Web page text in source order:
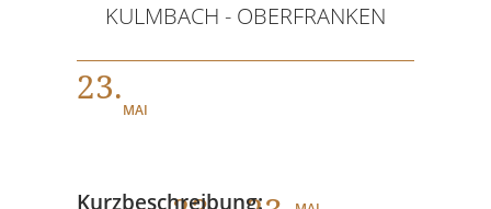
KULMBACH - OBERFRANKEN
23.
MAI
Kurzbeschreibung: